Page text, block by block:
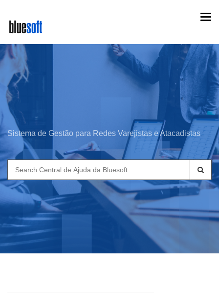
main
content
Sistema de Gestão para Redes Varejistas e Atacadistas
Search
for: